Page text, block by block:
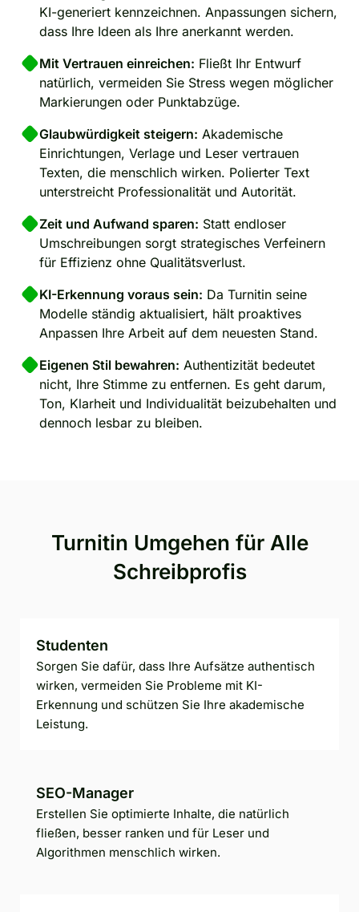
KI-generiert kennzeichnen. Anpassungen sichern,
dass Ihre Ideen als Ihre anerkannt werden.
Mit Vertrauen einreichen: Fließt Ihr Entwurf
natürlich, vermeiden Sie Stress wegen möglicher
Markierungen oder Punktabzüge.
Glaubwürdigkeit steigern: Akademische
Einrichtungen, Verlage und Leser vertrauen
Texten, die menschlich wirken. Polierter Text
unterstreicht Professionalität und Autorität.
Zeit und Aufwand sparen: Statt endloser
Umschreibungen sorgt strategisches Verfeinern
für Effizienz ohne Qualitätsverlust.
KI-Erkennung voraus sein: Da Turnitin seine
Modelle ständig aktualisiert, hält proaktives
Anpassen Ihre Arbeit auf dem neuesten Stand.
Eigenen Stil bewahren: Authentizität bedeutet
nicht, Ihre Stimme zu entfernen. Es geht darum,
Ton, Klarheit und Individualität beizubehalten und
dennoch lesbar zu bleiben.
Turnitin Umgehen für Alle
Schreibprofis
Studenten
Sorgen Sie dafür, dass Ihre Aufsätze authentisch
wirken, vermeiden Sie Probleme mit KI-
Erkennung und schützen Sie Ihre akademische
Leistung.
SEO-Manager
Erstellen Sie optimierte Inhalte, die natürlich
fließen, besser ranken und für Leser und
Algorithmen menschlich wirken.